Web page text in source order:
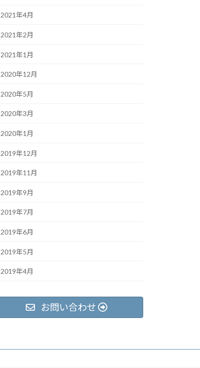
2021年4月
2021年2月
2021年1月
2020年12月
2020年5月
2020年3月
2020年1月
2019年12月
2019年11月
2019年9月
2019年7月
2019年6月
2019年5月
2019年4月
お問い合わせ